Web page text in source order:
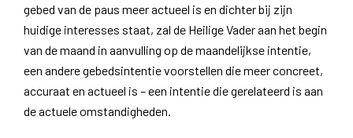
gebed van de paus meer actueel is en dichter bij zijn
huidige interesses staat, zal de Heilige Vader aan het begin
van de maand in aanvulling op de maandelijkse intentie,
een andere gebedsintentie voorstellen die meer concreet,
accuraat en actueel is – een intentie die gerelateerd is aan
de actuele omstandigheden.